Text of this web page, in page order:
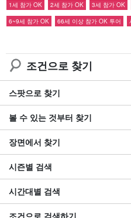
1세 참가 OK
2세 참가 OK 3세 참가 OK
6~9세 참가 OK
66세 이상 참가 OK 투어
조건으로 찾기
스팟으로 찾기
볼 수 있는 것부터 찾기
장면에서 찾기
시즌별 검색
시간대별 검색
조건으로 검색하기